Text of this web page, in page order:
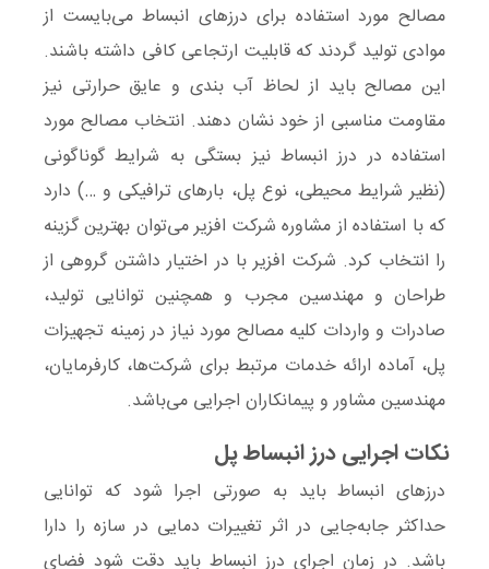
مصالح مورد استفاده برای درزهای انبساط می‌بایست از
موادی تولید گردند که قابلیت ارتجاعی کافی داشته باشند.
این مصالح باید از لحاظ آب‌ بندی و عایق حرارتی نیز
مقاومت مناسبی از خود نشان دهند. انتخاب مصالح مورد
استفاده در درز انبساط نیز بستگی به شرایط گوناگونی
(نظیر شرایط محیطی، نوع پل، بارهای ترافیکی و …) دارد
که با استفاده از مشاوره شرکت افزیر می‌توان بهترین گزینه
را انتخاب کرد. شرکت افزیر با در اختیار داشتن گروهی از
طراحان و مهندسین مجرب و همچنین توانایی تولید،
صادرات و واردات کلیه مصالح مورد نیاز در زمینه تجهیزات
پل، آماده ارائه خدمات مرتبط برای شرکت‌ها، کارفرمایان،
مهندسین مشاور و پیمانکاران اجرایی می‌باشد.
نکات اجرایی درز انبساط پل
درزهای انبساط باید به صورتی اجرا شود که توانایی
حداکثر جابه‌جایی در اثر تغییرات دمایی در سازه را دارا
باشد. در زمان اجرای درز انبساط باید دقت شود فضای